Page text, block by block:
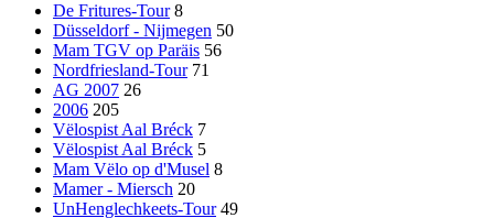
De Fritures-Tour 8
Düsseldorf - Nijmegen 50
Mam TGV op Paräis 56
Nordfriesland-Tour 71
AG 2007 26
2006 205
Vëlospist Aal Bréck 7
Vëlospist Aal Bréck 5
Mam Vëlo op d'Musel 8
Mamer - Miersch 20
UnHenglechkeets-Tour 49